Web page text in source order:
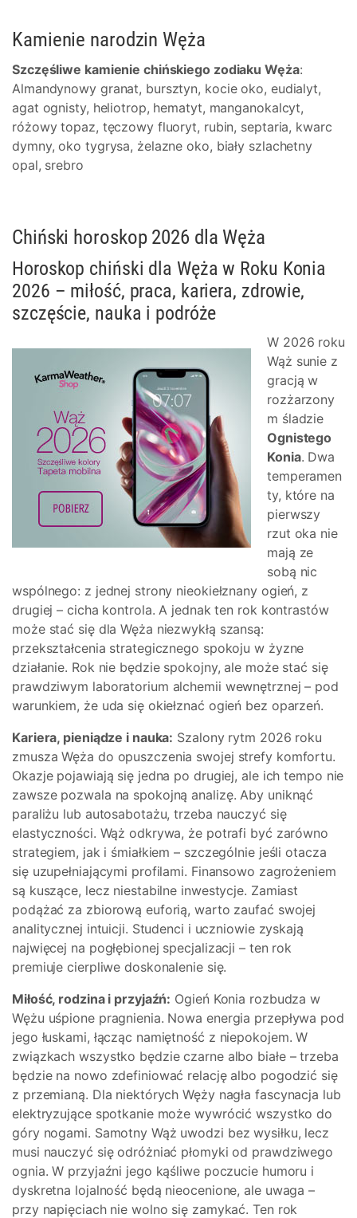
Kamienie narodzin Węża
Szczęśliwe kamienie chińskiego zodiaku Węża:
Almandynowy granat, bursztyn, kocie oko, eudialyt,
agat ognisty, heliotrop, hematyt, manganokalcyt,
różowy topaz, tęczowy fluoryt, rubin, septaria, kwarc
dymny, oko tygrysa, żelazne oko, biały szlachetny
opal, srebro
Chiński horoskop 2026 dla Węża
Horoskop chiński dla Węża w Roku Konia
2026 – miłość, praca, kariera, zdrowie,
szczęście, nauka i podróże
W 2026 roku
Wąż sunie z
gracją w
rozżarzony
m śladzie
Ognistego
Konia. Dwa
temperamen
ty, które na
pierwszy
rzut oka nie
mają ze
sobą nic
wspólnego: z jednej strony nieokiełznany ogień, z
drugiej – cicha kontrola. A jednak ten rok kontrastów
może stać się dla Węża niezwykłą szansą:
przekształcenia strategicznego spokoju w żyzne
działanie. Rok nie będzie spokojny, ale może stać się
prawdziwym laboratorium alchemii wewnętrznej – pod
warunkiem, że uda się okiełznać ogień bez oparzeń.
Kariera, pieniądze i nauka: Szalony rytm 2026 roku
zmusza Węża do opuszczenia swojej strefy komfortu.
Okazje pojawiają się jedna po drugiej, ale ich tempo nie
zawsze pozwala na spokojną analizę. Aby uniknąć
paraliżu lub autosabotażu, trzeba nauczyć się
elastyczności. Wąż odkrywa, że potrafi być zarówno
strategiem, jak i śmiałkiem – szczególnie jeśli otacza
się uzupełniającymi profilami. Finansowo zagrożeniem
są kuszące, lecz niestabilne inwestycje. Zamiast
podążać za zbiorową euforią, warto zaufać swojej
analitycznej intuicji. Studenci i uczniowie zyskają
najwięcej na pogłębionej specjalizacji – ten rok
premiuje cierpliwe doskonalenie się.
Miłość, rodzina i przyjaźń: Ogień Konia rozbudza w
Wężu uśpione pragnienia. Nowa energia przepływa pod
jego łuskami, łącząc namiętność z niepokojem. W
związkach wszystko będzie czarne albo białe – trzeba
będzie na nowo zdefiniować relację albo pogodzić się
z przemianą. Dla niektórych Węży nagła fascynacja lub
elektryzujące spotkanie może wywrócić wszystko do
góry nogami. Samotny Wąż uwodzi bez wysiłku, lecz
musi nauczyć się odróżniać płomyki od prawdziwego
ognia. W przyjaźni jego kąśliwe poczucie humoru i
dyskretna lojalność będą nieocenione, ale uwaga –
przy napięciach nie wolno się zamykać. Ten rok